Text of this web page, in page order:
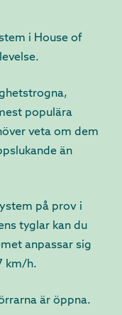
i House of
populära
veta om dem
än
på prov i
tyglar kan du
anpassar sig
km/h.
är öppna.